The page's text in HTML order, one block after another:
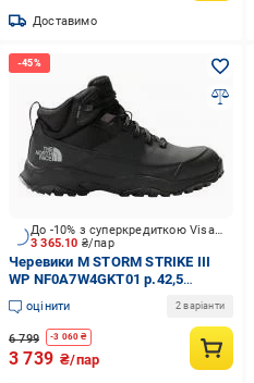
Доставимо
3 365.10 ₴/пар
До -10% з суперкредиткою Visa Вигода
Черевики M STORM STRIKE III
WP NF0A7W4GKT01 р.42,5
чорний
оцінити 2 варіанти
6 799 -3 060 ₴
3 739 ₴/пар